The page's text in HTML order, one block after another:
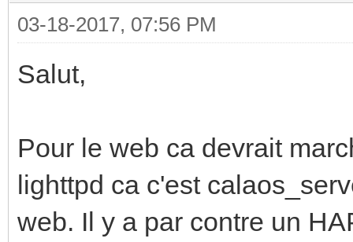
03-18-2017, 07:56 PM
Salut,
Pour le web ca devrait
lighttpd ca c'est
web. Il y a par contre un